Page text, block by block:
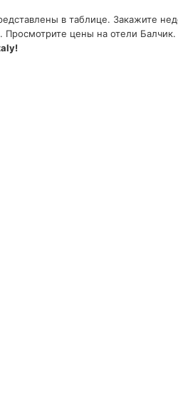
в таблице. Закажите
Просмотрите цены на отели